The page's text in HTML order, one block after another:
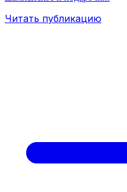
Читать публикацию